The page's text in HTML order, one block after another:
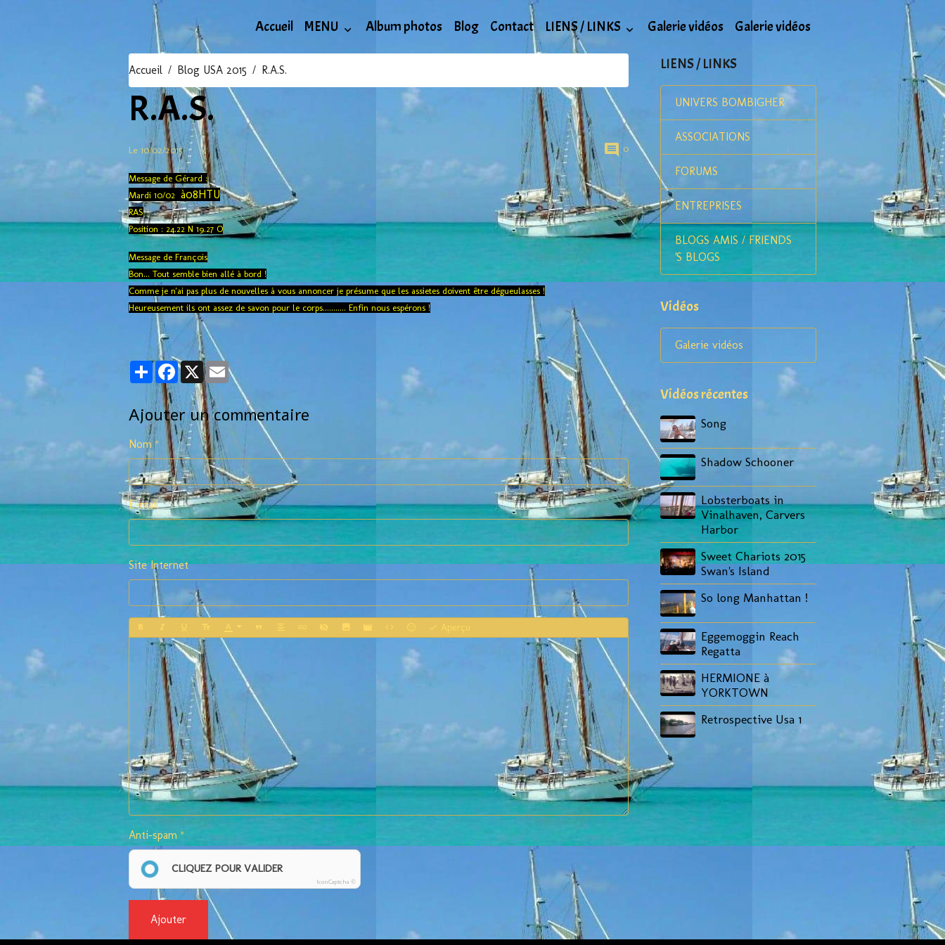
Accueil MENU Album photos Blog Contact LIENS / LINKS Galerie vidéos Galerie vidéos
Accueil Blog USA 2015 R.A.S.
R.A.S.
Le 10/02/2015 0
Message de Gérard :
Mardi 10/02 à08HTU
RAS
Position : 24.22 N 19.27 O
Message de François
Bon... Tout semble bien allé à bord !
Comme je n'ai pas plus de nouvelles à vous annoncer je présume que les assietes doivent être dégueulasses !
Heureusement ils ont assez de savon pour le corps........... Enfin nous espérons !
PartagerFacebook
X Email
Ajouter un commentaire
Nom
E-mail
Site Internet
Aperçu
Anti-spam
CLIQUEZ POUR VALIDER
IconCaptcha ©
Ajouter
LIENS / LINKS
UNIVERS BOMBIGHER
ASSOCIATIONS
FORUMS
ENTREPRISES
BLOGS AMIS / FRIENDS
'S BLOGS
Vidéos
Galerie vidéos
Vidéos récentes
Song
Shadow Schooner
Lobsterboats in
Vinalhaven, Carvers
Harbor
Sweet Chariots 2015
Swan's Island
So long Manhattan !
Eggemoggin Reach
Regatta
HERMIONE à
YORKTOWN
Retrospective Usa 1